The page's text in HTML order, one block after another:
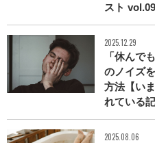
スト vol.09
2025.12.29
「休んで
のノイズ
方法【い
れている記
2025.08.06